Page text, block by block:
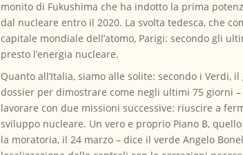
monito di Fukushima che ha indotto la prima
dal nucleare entro il 2020. La svolta tedesca, che
capitale mondiale dell’atomo, Parigi: secondo gli
presto l’energia nucleare.
Quanto all’Italia, siamo alle solite: secondo i
dossier per dimostrare come negli ultimi 75 giorni
lavorare con due missioni successive: riuscire a
sviluppo nucleare. Un vero e proprio Piano B,
la moratoria, il 24 marzo – dice il verde Angelo